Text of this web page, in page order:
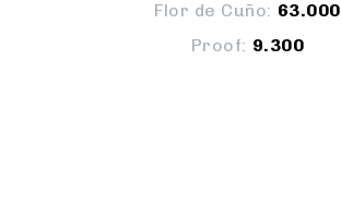
Flor de Cuño: 63.000
Proof: 9.300